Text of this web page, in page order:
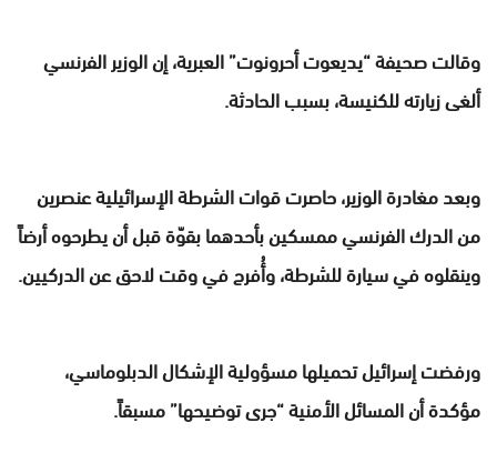
وقالت صحيفة “يديعوت أحرونوت” العبرية، إن الوزير الفرنسي
ألغى زيارته للكنيسة، بسبب الحادثة.
وبعد مغادرة الوزير، حاصرت قوات الشرطة الإسرائيلية عنصرين
من الدرك الفرنسي ممسكين بأحدهما بقوّة قبل أن يطرحوه أرضاً
وينقلوه في سيارة للشرطة، وأُفرج في وقت لاحق عن الدركيين.
ورفضت إسرائيل تحميلها مسؤولية الإشكال الدبلوماسي،
مؤكدة أن المسائل الأمنية “جرى توضيحها” مسبقاً.